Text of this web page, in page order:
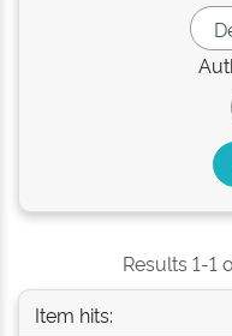
Results 1-1
Item hits: